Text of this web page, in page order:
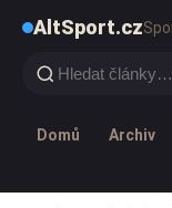
AltSport.cz
Domů Archiv